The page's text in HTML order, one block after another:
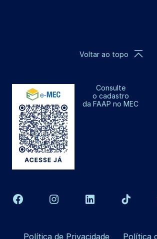
Consulte
o cadastro
da FAAP no MEC
Voltar ao topo
Política de Privacidade Política